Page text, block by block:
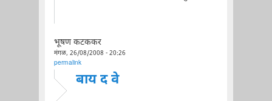
भूषण कटककर
मंगळ, 26/08/2008 - 20:26
permalink
बाय द वे